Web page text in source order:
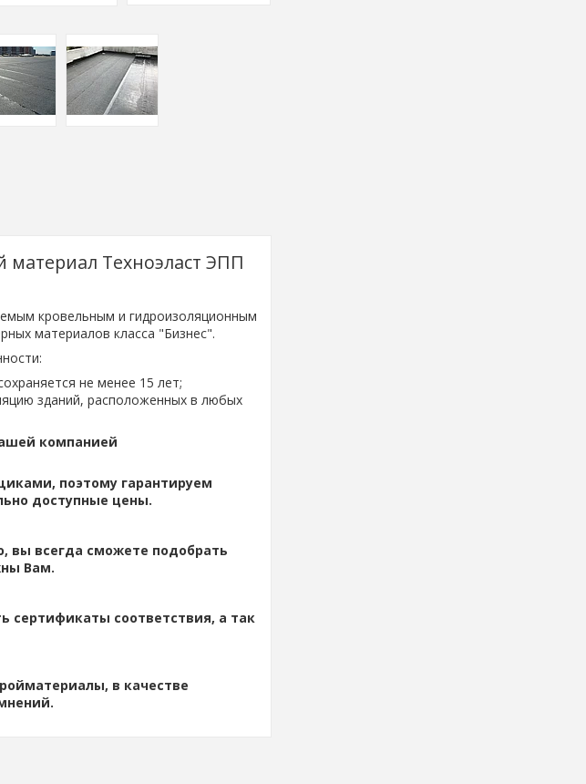
Техноэласт ЭПП
кровельным и гидроизоляционным
материалов класса "Бизнес".
не менее 15 лет;
зданий, расположенных в любых
компанией
поэтому гарантируем
доступные цены.
вы всегда сможете подобрать
Вам.
сертификаты соответствия, а так
в качестве